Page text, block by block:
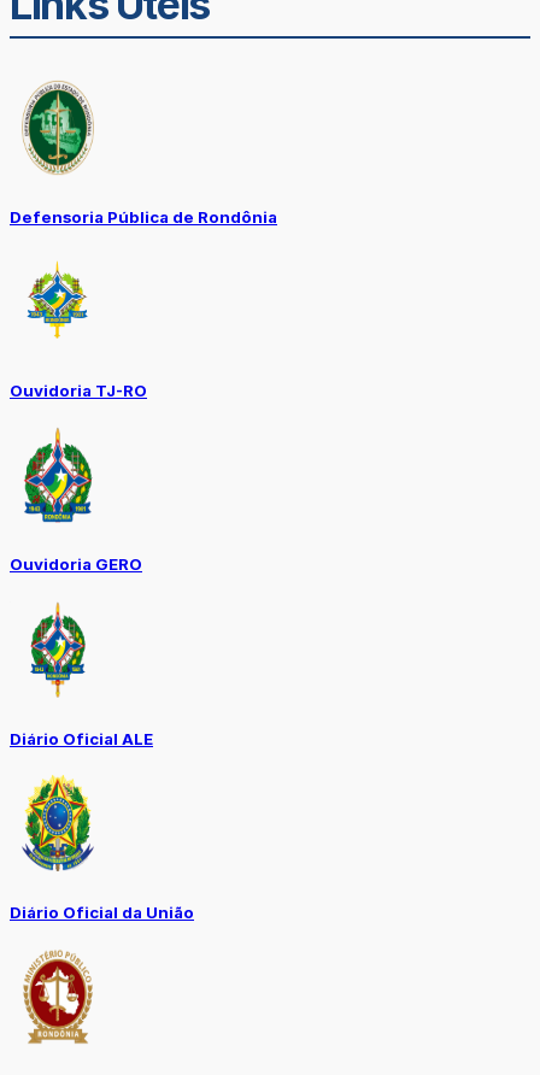
Defensoria Pública de Rondônia
Ouvidoria TJ-RO
Ouvidoria GERO
Diário Oficial ALE
Diário Oficial da União